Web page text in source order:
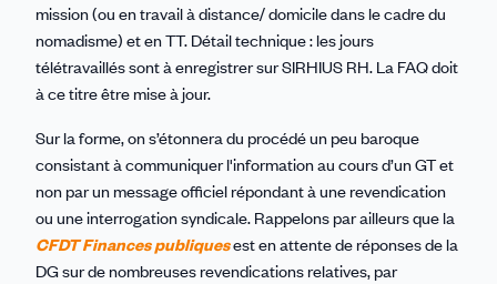
mission (ou en travail à distance/ domicile dans le cadre du
nomadisme) et en TT. Détail technique : les jours
télétravaillés sont à enregistrer sur SIRHIUS RH. La FAQ doit
à ce titre être mise à jour.
Sur la forme, on s’étonnera du procédé un peu baroque
consistant à communiquer l'information au cours d’un GT et
non par un message officiel répondant à une revendication
ou une interrogation syndicale. Rappelons par ailleurs que la
CFDT Finances publiquesest en attente de réponses de la
DG sur de nombreuses revendications relatives, par